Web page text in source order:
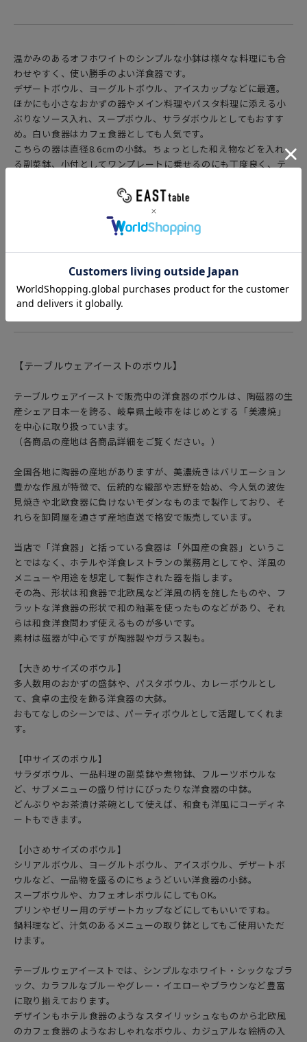
温かみのあるオフホワイトのシンプルな小鉢は様々な料理にも合
わせやすく、使い勝手のよい洋食器です。
デザートボウル、ヨーグルトボウル、アイスカップなどに最適。
ほかにも小さなおかずの器やメイン料理やパスタ料理に添える小
ぶりなソース入れ、スープボウル、サラダボウルとしてもおすす
め。白い食器はカフェ食器としても人気です。
こちらの器は直径8.6cmの小鉢。ちょっとした和え物などを入れ
る副菜鉢、小付としてワンプレートに乗せるのにも丁度良く、テ
シンプルな白い食器は朝食からランチ、ディナー、ティータイムと
1日を通してお使いいただけますよ。
あたたかみのある、柔らかなオフホワイトの色味。優しい印象を
与えてくれます。シンプルでどんなお料理にも合わせやすいので、
ジャンルを問わずお使いいただけます。毎日の食卓を明るくオシ
ャレに彩ります。
普段使いだけでなく、おもてなし用としても活躍します。
【テーブルウェアイーストのボウル】
テーブルウェアイーストで販売中の洋食器のボウルは、陶磁器の生
産シェア日本一を誇る、岐阜県土岐市をはじめとする「美濃焼」
を中心に取り扱っています。
（各商品の産地は各商品詳細をご覧ください。）
全国各地に陶器の産地がありますが、美濃焼きはバリエーション
豊かな作風が特徴で、伝統的な織部や志野を始め、今人気の波佐
見焼きや北欧食器に負けないモダンなものまで製作しており、そ
れらを卸問屋を通さず産地直送で格安で販売しています。
当店で「洋食器」と括っている食器は「外国産の食器」というこ
とではなく、ホテルや洋食レストランの業務用としてや、洋風の
メニューや用途を想定して製作された器を指します。
その為、形状は和食器で北欧風など洋風の柄を施したものや、フ
ラットな洋食器の形状で和の釉薬を使ったものなどがあり、それ
らは和食洋食問わず使えるものが多いです。
素材は磁器が中心ですが陶器製やガラス製も。
【大きめサイズのボウル】
多人数用のおかずの盛鉢や、パスタボウル、カレーボウルとし
て、食卓の主役を飾る洋食器の大鉢。
おもてなしのシーンでは、パーティボウルとして活躍してくれま
す。
【中サイズのボウル】
サラダボウル、一品料理の副菜鉢や煮物鉢、フルーツボウルな
ど、サブメニューの盛り付けにぴったりな洋食器の中鉢。
どんぶりやお茶漬け茶碗として使えば、和食も洋風にコーディネ
ートもできます。
【小さめサイズのボウル】
シリアルボウル、ヨーグルトボウル、アイスボウル、デザートボ
ウルなど、一品物を盛るのにちょうどいい洋食器の小鉢。
スープボウルや、カフェオレボウルにしてもOK。
プリンやゼリー用のデザートカップなどにしてもいいですね。
鍋料理など、汁気のあるメニューの取り鉢としてもご使用いただ
けます。
テーブルウェアイーストでは、シンプルなホワイト・シックなブラ
ック、カラフルなブルーやグレー・イエローやブラウンなど豊富
に取り揃えております。
デザインもホテル食器のようなスタイリッシュなものから北欧風
のカフェ食器のようなおしゃれなボウル、カジュアルな絵柄の入